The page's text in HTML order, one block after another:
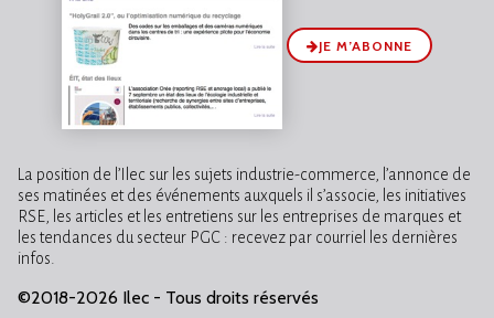
JE M’ABONNE
La position de l’Ilec sur les sujets industrie-commerce, l’annonce de
ses matinées et des événements auxquels il s’associe, les initiatives
RSE, les articles et les entretiens sur les entreprises de marques et
les tendances du secteur PGC : recevez par courriel les dernières
infos.
©2018-2026 Ilec - Tous droits réservés